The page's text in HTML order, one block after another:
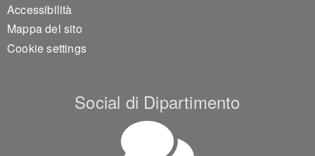
Accessibilità
Mappa del sito
Cookie settings
Social di Dipartimento